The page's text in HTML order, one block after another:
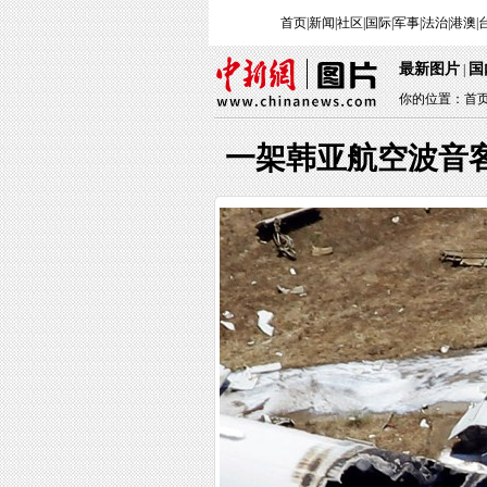
首页|新闻 社区 国际|军事|法治|港澳
最新图片|国
你的位置：首
一架韩亚航空波音